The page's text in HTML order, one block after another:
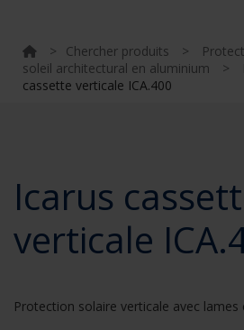
> Chercher produits >
soleil architectural en aluminium
>
cassette verticale ICA.400
Icarus
verticale
Protection solaire verticale avec